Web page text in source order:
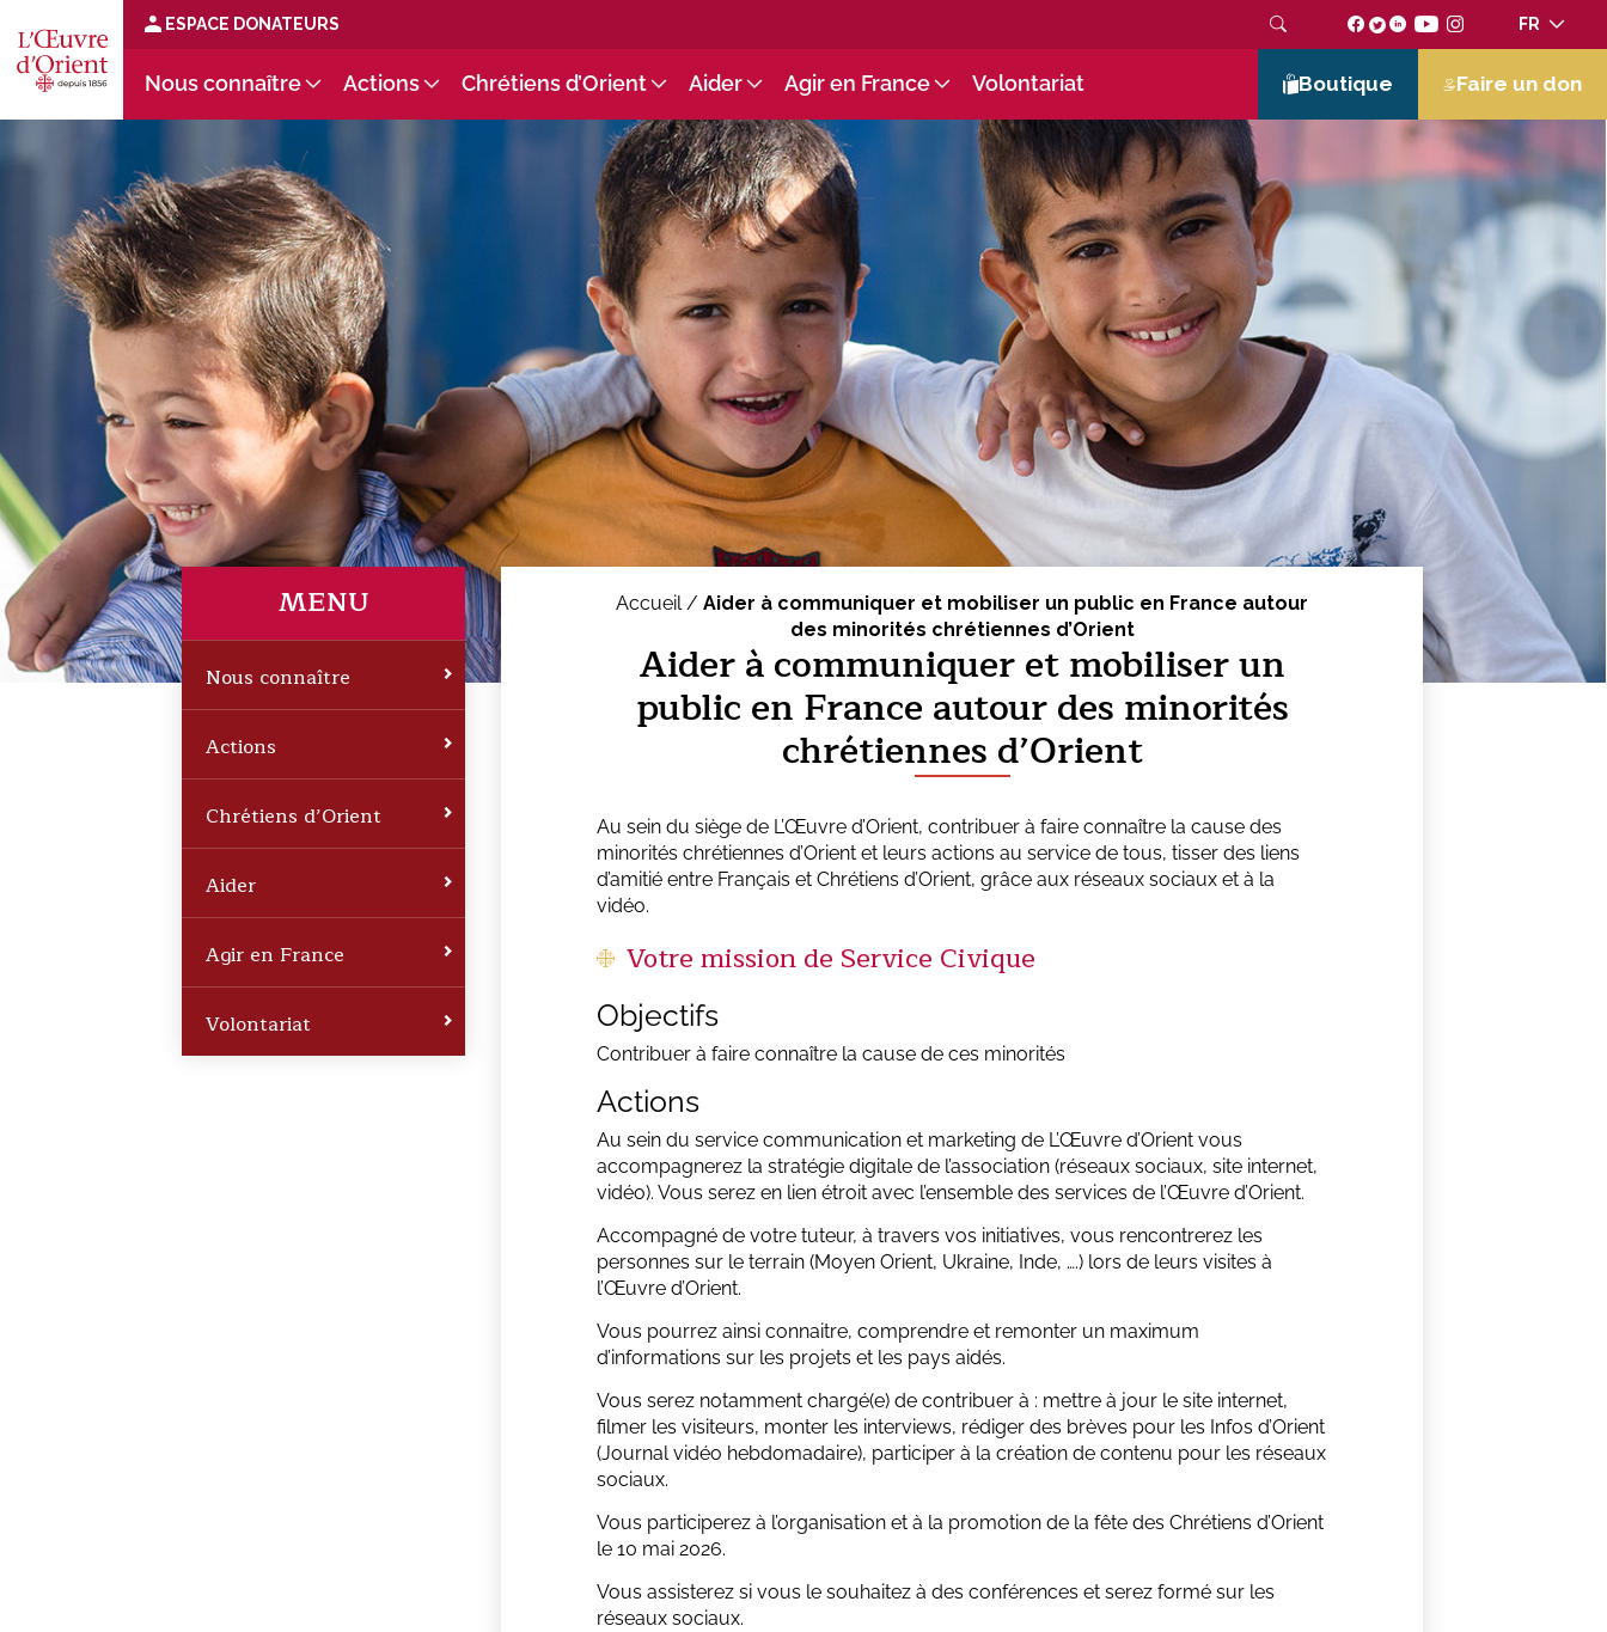
ESPACE DONATEURS FR
Nous connaître Actions Chrétiens d’Orient Aider Agir en France Volontariat Boutique Faire un don
MENU
Nous connaître
Actions
Chrétiens d’Orient
Aider
Agir en France
Volontariat
Accueil / Aider à communiquer et mobiliser un public en France autour
des minorités chrétiennes d’Orient
Aider à communiquer et mobiliser un
public en France autour des minorités
chrétiennes d’Orient
Au sein du siège de L’Œuvre d’Orient, contribuer à faire connaître la cause des
minorités chrétiennes d’Orient et leurs actions au service de tous, tisser des liens
d’amitié entre Français et Chrétiens d’Orient, grâce aux réseaux sociaux et à la
vidéo.
Votre mission de Service Civique
Objectifs
Contribuer à faire connaître la cause de ces minorités
Actions
Au sein du service communication et marketing de L’Œuvre d’Orient vous
accompagnerez la stratégie digitale de l’association (réseaux sociaux, site internet,
vidéo). Vous serez en lien étroit avec l’ensemble des services de l’Œuvre d’Orient.
Accompagné de votre tuteur, à travers vos initiatives, vous rencontrerez les
personnes sur le terrain (Moyen Orient, Ukraine, Inde, ….) lors de leurs visites à
l’Œuvre d’Orient.
Vous pourrez ainsi connaitre, comprendre et remonter un maximum
d’informations sur les projets et les pays aidés.
Vous serez notamment chargé(e) de contribuer à : mettre à jour le site internet,
filmer les visiteurs, monter les interviews, rédiger des brèves pour les Infos d’Orient
(Journal vidéo hebdomadaire), participer à la création de contenu pour les réseaux
sociaux.
Vous participerez à l’organisation et à la promotion de la fête des Chrétiens d’Orient
le 10 mai 2026.
Vous assisterez si vous le souhaitez à des conférences et serez formé sur les
réseaux sociaux.